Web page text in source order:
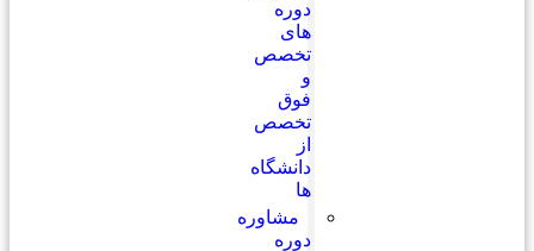
دوره
های
تخصص
و
فوق
تخصص
از
دانشگاه
ها
مشاوره
دوره